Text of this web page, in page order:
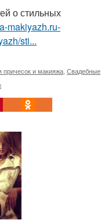
о стильных
makiyazh.ru-
sti...
причесок и макияжа Свадебные